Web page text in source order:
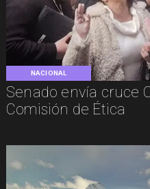
NACIONAL
Senado envía cruce
Comisión de Ética